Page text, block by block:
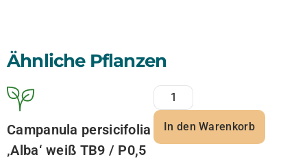
Ähnliche Pflanzen
Campanula persicifolia
‚Alba‘ weiß TB9 / P0,5
In den Warenkorb